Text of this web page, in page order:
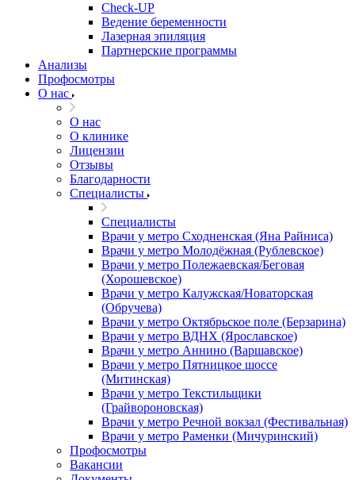
Check-UP
Ведение беременности
Лазерная эпиляция
Партнерские программы
Анализы
Профосмотры
О нас
О нас
О клинике
Лицензии
Отзывы
Благодарности
Специалисты
Специалисты
Врачи у метро Сходненская (Яна Райниса)
Врачи у метро Молодёжная (Рублевское)
Врачи у метро Полежаевская/Беговая
(Хорошевское)
Врачи у метро Калужская/Новаторская
(Обручева)
Врачи у метро Октябрьское поле (Берзарина)
Врачи у метро ВДНХ (Ярославское)
Врачи у метро Аннино (Варшавское)
Врачи у метро Пятницкое шоссе
(Митинская)
Врачи у метро Текстильщики
(Грайвороновская)
Врачи у метро Речной вокзал (Фестивальная)
Врачи у метро Раменки (Мичуринский)
Профосмотры
Вакансии